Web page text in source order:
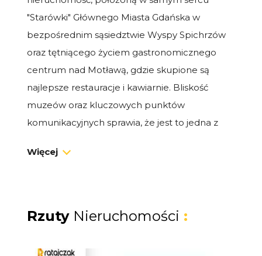
"Starówki" Głównego Miasta Gdańska w
bezpośrednim sąsiedztwie Wyspy Spichrzów
oraz tętniącego życiem gastronomicznego
centrum nad Motławą, gdzie skupione są
najlepsze restauracje i kawiarnie. Bliskość
muzeów oraz kluczowych punktów
komunikacyjnych sprawia, że jest to jedna z
Trójmiasta, która nigdy nie straci swojego
Miejsce z duszą
Nieruchomość dopasowana w szczególności
Więcej
Rzuty Nieruchomości :